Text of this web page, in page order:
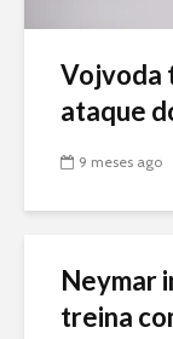
Vojvoda
ataque
9 meses ago
Neymar
treina